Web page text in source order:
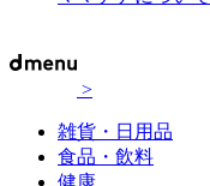
>
雑貨・日用品
食品・飲料
健康